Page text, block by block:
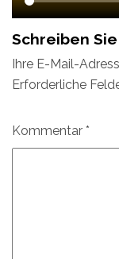
Schreiben
Ihre E-Mail-
Erforderliche
Kommentar *